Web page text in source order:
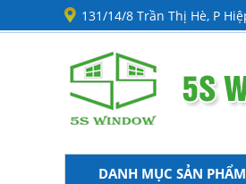
131/14/8 Trần Thị Hè, P
DANH MỤC SẢN PHẨM